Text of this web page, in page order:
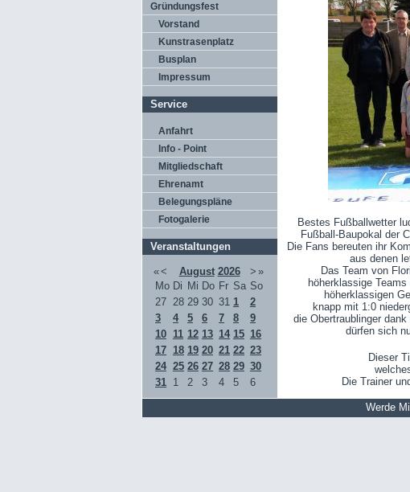
Gründungsfest
Vorstand
Kunstrasenplatz
Busplan
Impressum
Service
Anfahrt
Info - Point
Mitgliedschaft
Ehrenamt
Belegungspläne
Fotogalerie
Veranstaltungen
«< August 2026 > »
Mo Di Mi Do Fr Sa So
27 28 29 30 31 1
2
3
4 5 6 7 8
9
10 11 12 13 14 15 16
17 18 19 20 21 22 23
24 25 26 27 28 29 30
31 1 2 3 4 5 6
Bestes Fußballwetter
Fußball-Baupokal der
Die Fans bereuten ihr
aus denen
Das Team von
höherklassige
höherklassigen
knapp mit 1:0
die Obertraublinger
dürfen sich
Dieser
Die Trainer
Werde